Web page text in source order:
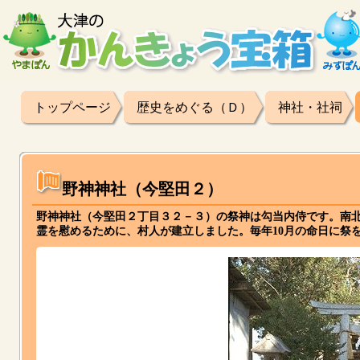
トップページ 歴史をめぐる（Ｄ） 神社・社祠
野神神社（今堅田２）
野神神社（今堅田２丁目３２－３）の祭神は勾当内侍です。
霊を慰めるために、村人が建立しました。毎年10月の命日に祭